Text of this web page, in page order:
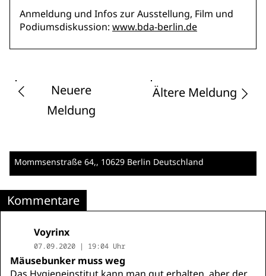
Anmeldung und Infos zur Ausstellung, Film und
Podiumsdiskussion: www.bda-berlin.de
Neuere
Meldung
Ältere Meldung
Mommsenstraße 64,, 10629 Berlin Deutschland
Kommentare
Voyrinx
07.09.2020 | 19:04 Uhr
Mäusebunker muss weg